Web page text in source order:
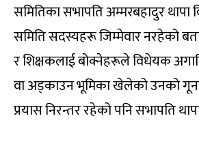
समितिका सभापति अम्मरबहादुर
समिति सदस्यहरू जिम्मेवार नरहेको
र शिक्षकलाई बोक्नेहरूले विधेयक
वा अड्काउन भूमिका खेलेको उनको
प्रयास निरन्तर रहेको पनि सभापति